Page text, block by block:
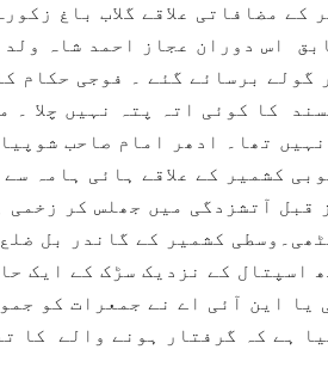
اس دوران عجاز احمد شاہ
گولے برسائے گئے ۔ فوجی حکام
کا کوئی اتہ پتہ نہیں چلا
تھا۔ ادھر امام صاحب
کشمیر کے علاقے ہائی ہامہ
قبل آتشزدگی میں جھلس کر
اسپتال کے نزدیک سڑک کے ایک
یا این آئی اے نے جمعرات کو
ہے کہ گرفتار ہونے والے کا